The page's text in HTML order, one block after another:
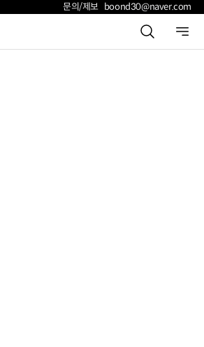
문의/제보 boond30@naver.com